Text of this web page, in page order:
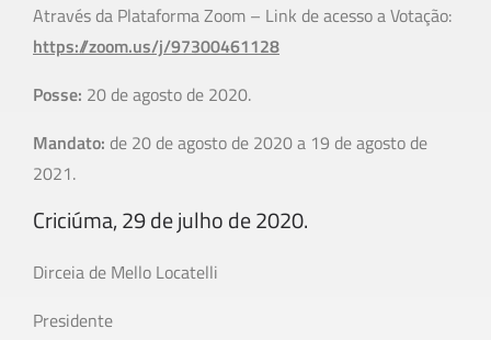
Através da Plataforma Zoom – Link de acesso a Votação:
https://zoom.us/j/97300461128
Posse: 20 de agosto de 2020.
Mandato: de 20 de agosto de 2020 a 19 de agosto de
2021.
Criciúma, 29 de julho de 2020.
Dirceia de Mello Locatelli
Presidente